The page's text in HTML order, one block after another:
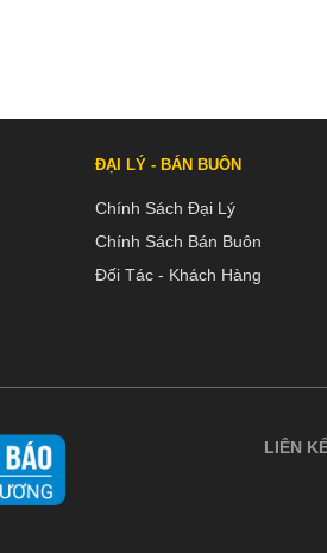
ĐẠI LÝ - BÁN BUÔN
Chính Sách Đại Lý
Chính Sách Bán Buôn
Đối Tác - Khách Hàng
LIÊN